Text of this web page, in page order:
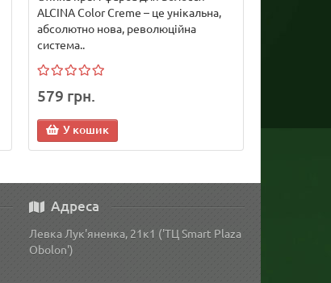
ALCINA Color Creme – це унікальна,
абсолютно нова, революційна
система..
579 грн.
У кошик
Адреса
Левка Лук'яненка, 21к1 ('ТЦ Smart Plaza
Obolon')